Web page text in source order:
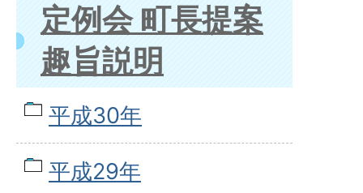
定例会 町長提案
趣旨説明
平成30年
平成29年